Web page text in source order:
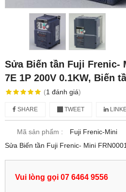
Sửa Biến tần Fuji Frenic-
7E 1P 200V 0.1KW, Biến
(1 đánh giá)
SHARE TWEET
Mã sản phẩm :
Fuji Frenic-Mini
Sửa Biến tần Fuji Frenic- Mini
Vui lòng gọi 07 6464 9556